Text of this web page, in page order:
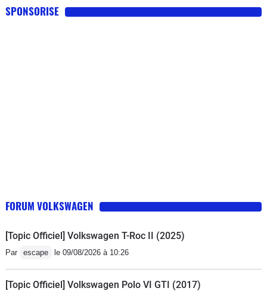
SPONSORISE
FORUM VOLKSWAGEN
[Topic Officiel] Volkswagen T-Roc II (2025)
Par escape le 09/08/2026 à 10:26
[Topic Officiel] Volkswagen Polo VI GTI (2017)